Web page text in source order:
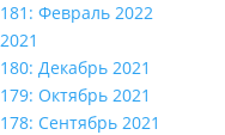
181: Февраль 2022
2021
180: Декабрь 2021
179: Октябрь 2021
178: Сентябрь 2021